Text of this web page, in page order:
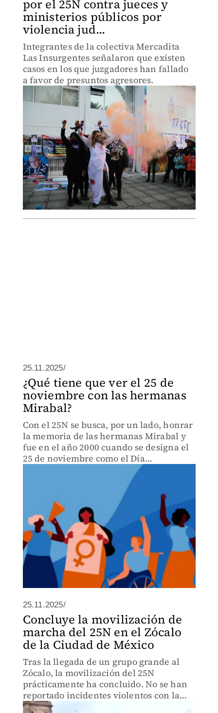
por el 25N contra jueces y
ministerios públicos por
violencia jud...
Integrantes de la colectiva Mercadita
Las Insurgentes señalaron que existen
casos en los que juzgadores han fallado
a favor de presuntos agresores.
25.11.2025/
¿Qué tiene que ver el 25 de
noviembre con las hermanas
Mirabal?
Con el 25N se busca, por un lado, honrar
la memoria de las hermanas Mirabal y
fue en el año 2000 cuando se designa el
25 de noviembre como el Día
Internacional de la Eliminación de la
Violencia contra la Mujer.
25.11.2025/
Concluye la movilización de
marcha del 25N en el Zócalo
de la Ciudad de México
Tras la llegada de un grupo grande al
Zócalo, la movilización del 25N
prácticamente ha concluido. No se han
reportado incidentes violentos con la
movilización.